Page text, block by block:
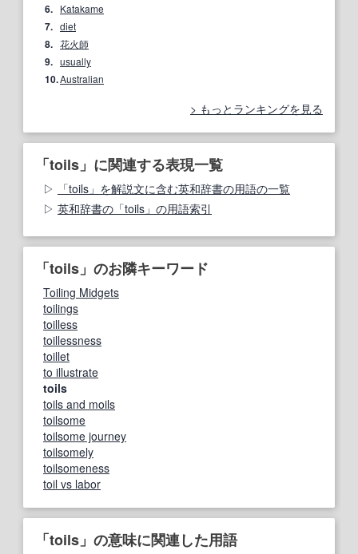
6. Katakame
7. diet
8. 花火師
9. usually
10.Australian
もっとランキングを見る
「toils」に関連する表現一覧
「toils」を解説文に含む英和辞書の用語の一覧
英和辞書の「toils」の用語索引
「toils」のお隣キーワード
Toiling Midgets
toilings
toilless
toillessness
toillet
to illustrate
toils
toils and moils
toilsome
toilsome journey
toilsomely
toilsomeness
toil vs labor
「toils」の意味に関連した用語